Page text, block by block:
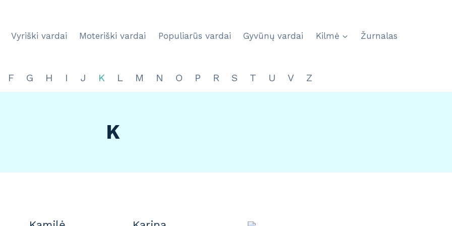
Vyriški vardai Moteriški vardai Populiarūs vardai Gyvūnų vardai Kilmė Žurnalas
F G H I J K L M N O P R S T U V Z
K